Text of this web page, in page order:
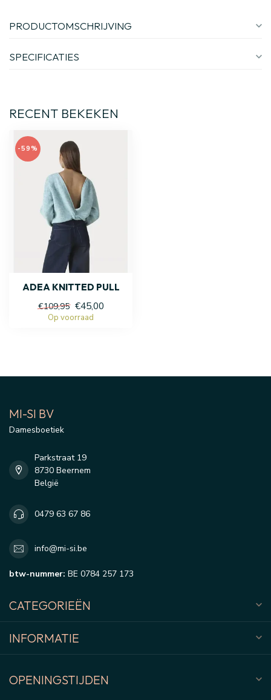
PRODUCTOMSCHRIJVING
SPECIFICATIES
RECENT BEKEKEN
-59%
ADEA KNITTED PULL
€109,95 €45,00
Op voorraad
MI-SI BV
Damesboetiek
Parkstraat 19
8730 Beernem
België
0479 63 67 86
info@mi-si.be
btw-nummer: BE 0784 257 173
CATEGORIEËN
INFORMATIE
OPENINGSTIJDEN